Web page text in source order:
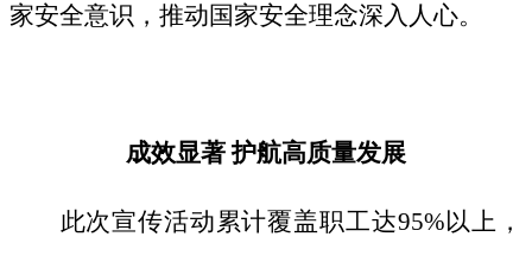
家安全意识，推动国家安全理念深入人心。
成效显著护航高质量发展
此次宣传活动累计覆盖职工达95%以上，